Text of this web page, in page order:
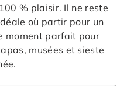
% plaisir. Il ne reste
où partir pour un
moment parfait pour
musées et sieste